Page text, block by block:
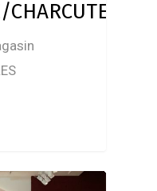
CHARCUTERIE/